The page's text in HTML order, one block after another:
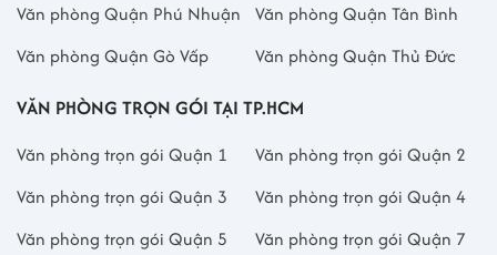
Văn phòng Quận Phú Nhuận
Văn phòng Quận Tân Bình
Văn phòng Quận Gò Vấp
Văn phòng Quận Thủ Đức
VĂN PHÒNG TRỌN GÓI TẠI TP.HCM
Văn phòng trọn gói Quận 1
Văn phòng trọn gói Quận 2
Văn phòng trọn gói Quận 3
Văn phòng trọn gói Quận 4
Văn phòng trọn gói Quận 5
Văn phòng trọn gói Quận 7